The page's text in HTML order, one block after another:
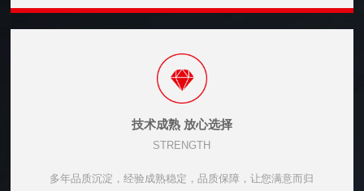
技术成熟 放心选择
STRENGTH
多年品质沉淀，经验成熟稳定，品质保障，让您满意而归